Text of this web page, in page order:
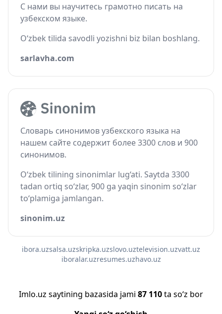
С нами вы научитесь грамотно писать на
узбекском языке.
O‘zbek tilida savodli yozishni biz bilan boshlang.
sarlavha.com
Словарь синонимов узбекского языка на
нашем сайте содержит более 3300 слов и 900
синонимов.
O‘zbek tilining sinonimlar lug‘ati. Saytda 3300
tadan ortiq so‘zlar, 900 ga yaqin sinonim so‘zlar
to‘plamiga jamlangan.
sinonim.uz
ibora.uzsalsa.uzskripka.uzslovo.uztelevision.uzvatt.uz
iboralar.uzresumes.uzhavo.uz
Imlo.uz saytining bazasida jami 87 110ta so‘z bor